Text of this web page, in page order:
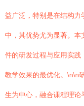
益广泛，特别是在结构
中，其优势尤为显著。
件的研发过程与应用实
教学效果的最优化。\n\n
生为中心，融合课程理